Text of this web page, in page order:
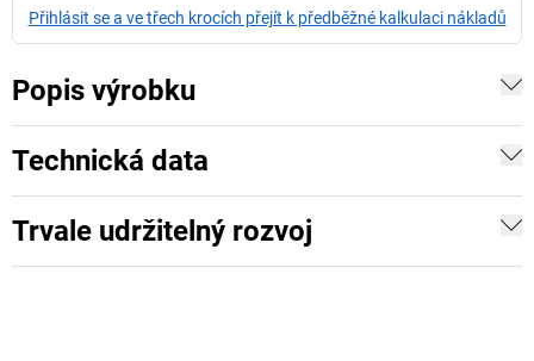
Přihlásit se a ve třech krocích přejít k předběžné kalkulaci nákladů
Popis výrobku
Technická data
Trvale udržitelný rozvoj